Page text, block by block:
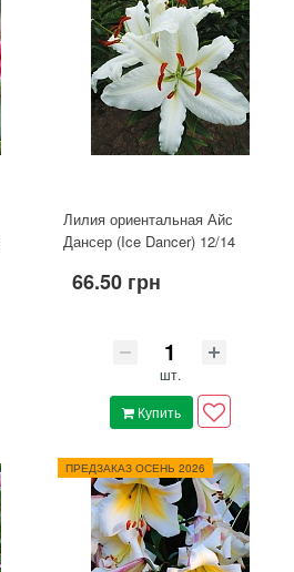
Лилия ориентальная Айс
Дансер (Ice Dancer) 12/14
66.50 грн
шт.
Купить
ПРЕДЗАКАЗ ОСЕНЬ 2026